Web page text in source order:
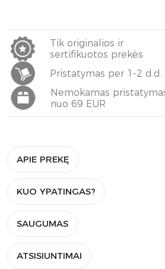
Tik originalios ir
sertifikuotos prekės
Pristatymas per 1-2 d.d.
Nemokamas
nuo 69 EUR
APIE PREKĘ
KUO YPATINGAS?
SAUGUMAS
ATSISIUNTIMAI